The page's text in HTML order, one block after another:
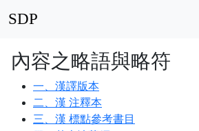
SDP
內容之略語與略符
一、漢譯版本
二、漢 注釋本
三、漢 標點參考書目